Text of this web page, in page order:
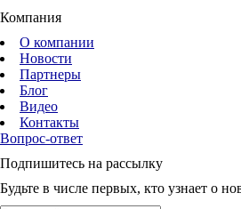
Компания
О компании
Новости
Партнеры
Блог
Видео
Контакты
Вопрос-ответ
Подпишитесь на рассылку
Будьте в числе первых, кто узнает о